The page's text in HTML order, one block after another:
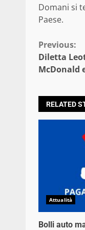
Domani si
Paese.
Previous:
Diletta
McDonald
RELATED
Attualità
Bolli auto